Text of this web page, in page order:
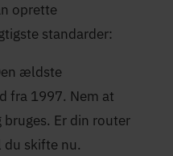
oprette
standarder:
ældste
fra 1997. Nem at
Er din router
du skifte nu.